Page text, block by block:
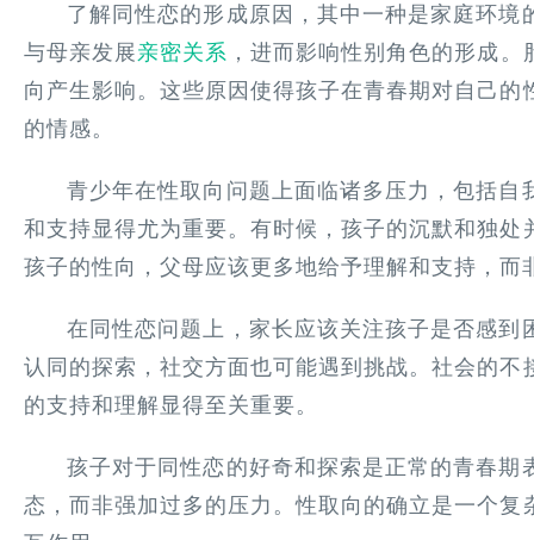
了解同性恋的形成原因，其中一种是家庭环
与母亲发展亲密关系 ，进而影响性别角色的形成
向产生影响。这些原因使得孩子在青春期对自己
的情感。
青少年在性取向问题上面临诸多压力，包括
和支持显得尤为重要。有时候，孩子的沉默和独处
孩子的性向，父母应该更多地给予理解和支持，而
在同性恋问题上，家长应该关注孩子是否感
认同的探索，社交方面也可能遇到挑战。社会的
的支持和理解显得至关重要。
孩子对于同性恋的好奇和探索是正常的青春
态，而非强加过多的压力。性取向的确立是一个